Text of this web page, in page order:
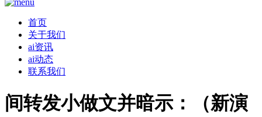
首页
关于我们
ai资讯
ai动态
联系我们
间转发小做文并暗示：（新演